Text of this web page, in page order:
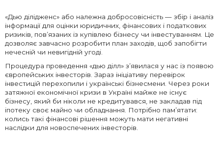
«Дью ділідженс» або належна добросовісність — збір і аналіз
інформації для оцінки юридичних, фінансових і податкових
ризиків, пов’язаних із купівлею бізнесу чи інвестуванням. Це
дозволяє завчасно розробити план заходів, щоб запобігти
нечесній чи невигідній угоді.
Процедура проведення «дью ділл» з’явилася у нас із появою
європейських інвесторів. Зараз ініціативу перевірок
інвестицій перехопили і українські бізнесмени. Через роки
затяжної економічної кризи в Україні майже не існує
бізнесу, який би ніколи не кредитувався, не закладав під
іпотеку своє майно чи обладнання. Потрібно пам’ятати:
колись такі фінансові рішення можуть мати негативні
наслідки для новоспечених інвесторів.